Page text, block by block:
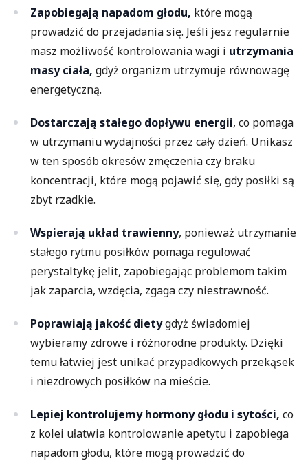
Zapobiegają napadom głodu, które mogą
prowadzić do przejadania się. Jeśli jesz regularnie
masz możliwość kontrolowania wagi i utrzymania
masy ciała, gdyż organizm utrzymuje równowagę
energetyczną.
Dostarczają stałego dopływu energii, co pomaga
w utrzymaniu wydajności przez cały dzień. Unikasz
w ten sposób okresów zmęczenia czy braku
koncentracji, które mogą pojawić się, gdy posiłki są
zbyt rzadkie.
Wspierają układ trawienny, ponieważ utrzymanie
stałego rytmu posiłków pomaga regulować
perystaltykę jelit, zapobiegając problemom takim
jak zaparcia, wzdęcia, zgaga czy niestrawność.
Poprawiają jakość dietygdyż świadomiej
wybieramy zdrowe i różnorodne produkty. Dzięki
temu łatwiej jest unikać przypadkowych przekąsek
i niezdrowych posiłków na mieście.
Lepiej kontrolujemy hormony głodu i sytości, co
z kolei ułatwia kontrolowanie apetytu i zapobiega
napadom głodu, które mogą prowadzić do